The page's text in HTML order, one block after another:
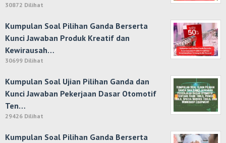
30872 Dilihat
Kumpulan Soal Pilihan Ganda Berserta
Kunci Jawaban Produk Kreatif dan
Kewirausah…
30699 Dilihat
Kumpulan Soal Ujian Pilihan Ganda dan
Kunci Jawaban Pekerjaan Dasar Otomotif
Ten…
29426 Dilihat
Kumpulan Soal Pilihan Ganda Berserta